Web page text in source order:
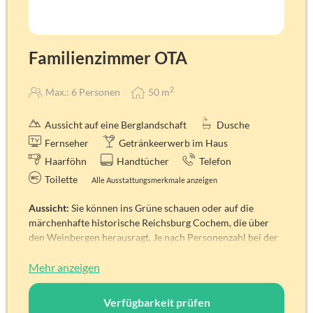
Familienzimmer OTA
Max.: 6 Personen 50 m2
Aussicht auf eine Berglandschaft
Dusche
Fernseher
Getränkeerwerb im Haus
Haarföhn
Handtücher
Telefon
Toilette
Alle Ausstattungsmerkmale anzeigen
Aussicht: Sie können ins Grüne schauen oder auf die
märchenhafte historische Reichsburg Cochem, die über
den Weinbergen herausragt. Je nach Personenzahl bei der
Zimmer erreichen Sie direkt unsere Liegewiese im Garten,
die Sonnenterrasse oder gelangen zur Happy Hour Bar.
Besteht aus zwei getrennt begehbaren Gästezimmern &
einer Schnarchkammer (ca. 6,5 m²)
Mehr anzeigen
Verfügbarkeit prüfen